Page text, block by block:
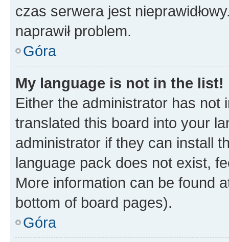
czas serwera jest
naprawił problem.
Góra
My language is not in the list!
Either the administrator has not
translated this board into your
administrator if they can install
language pack does not exist,
More information can be found
bottom of board pages).
Góra